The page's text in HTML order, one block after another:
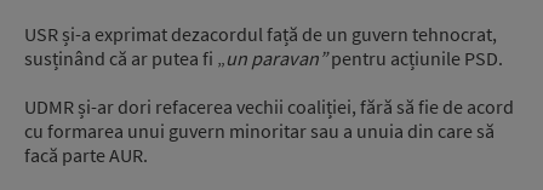
USR și-a exprimat dezacordul față de un guvern tehnocrat,
susținând că ar putea fi „un paravan”pentru acțiunile PSD.
UDMR și-ar dori refacerea vechii coaliției, fără să fie de acord
cu formarea unui guvern minoritar sau a unuia din care să
facă parte AUR.